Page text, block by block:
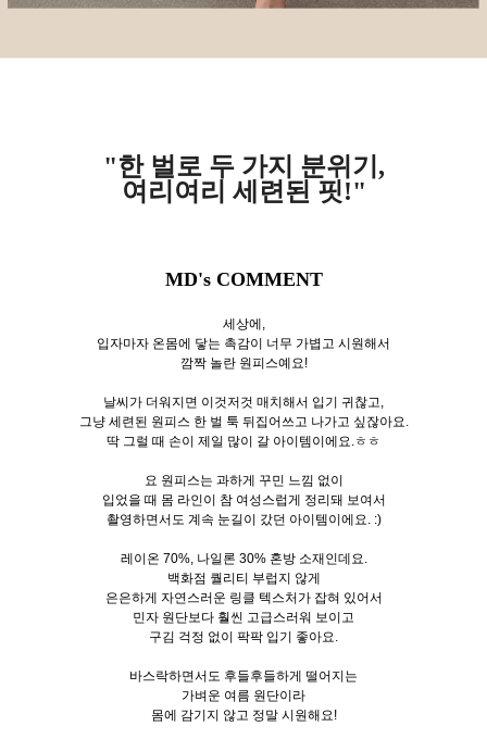
"한 벌로 두 가지 분위기,
여리여리 세련된 핏!"
MD's COMMENT
세상에,
입자마자 온몸에 닿는 촉감이 너무 가볍고 시원해서
깜짝 놀란 원피스예요!
날씨가 더워지면 이것저것 매치해서 입기 귀찮고,
그냥 세련된 원피스 한 벌 툭 뒤집어쓰고 나가고 싶잖아요.
딱 그럴 때 손이 제일 많이 갈 아이템이에요.ㅎㅎ
요 원피스는 과하게 꾸민 느낌 없이
입었을 때 몸 라인이 참 여성스럽게 정리돼 보여서
촬영하면서도 계속 눈길이 갔던 아이템이에요. :)
레이온 70%, 나일론 30% 혼방 소재인데요.
백화점 퀄리티 부럽지 않게
은은하게 자연스러운 링클 텍스처가 잡혀 있어서
민자 원단보다 훨씬 고급스러워 보이고
구김 걱정 없이 팍팍 입기 좋아요.
바스락하면서도 후들후들하게 떨어지는
가벼운 여름 원단이라
몸에 감기지 않고 정말 시원해요!